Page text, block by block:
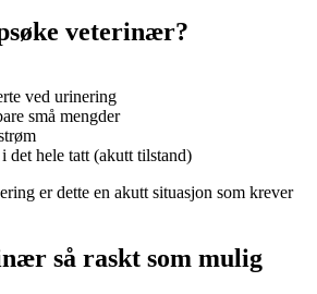
veterinær?
ved urinering
små mengder
det hele tatt (akutt tilstand)
er dette en akutt situasjon som krever
så raskt som mulig